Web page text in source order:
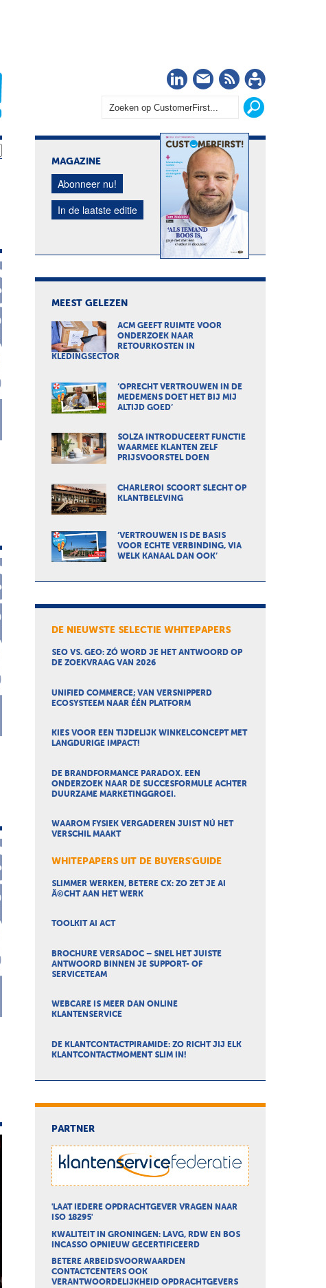
LinkedIn
Nieuwsbrief
RSS
MAGAZINE
Abonneer nu!
In de laatste editie
MEEST GELEZEN
ACM GEEFT RUIMTE VOOR
ONDERZOEK NAAR
RETOURKOSTEN IN
KLEDINGSECTOR
‘OPRECHT VERTROUWEN IN DE
MEDEMENS DOET HET BIJ MIJ
ALTIJD GOED’
SOLZA INTRODUCEERT FUNCTIE
WAARMEE KLANTEN ZELF
PRIJSVOORSTEL DOEN
CHARLEROI SCOORT SLECHT OP
KLANTBELEVING
‘VERTROUWEN IS DE BASIS
VOOR ECHTE VERBINDING, VIA
WELK KANAAL DAN OOK’
DE NIEUWSTE SELECTIE WHITEPAPERS
SEO VS. GEO: ZÓ WORD JE HET ANTWOORD OP
DE ZOEKVRAAG VAN 2026
UNIFIED COMMERCE; VAN VERSNIPPERD
ECOSYSTEEM NAAR ÉÉN PLATFORM
KIES VOOR EEN TIJDELIJK WINKELCONCEPT MET
LANGDURIGE IMPACT!
DE BRANDFORMANCE PARADOX. EEN
ONDERZOEK NAAR DE SUCCESFORMULE ACHTER
DUURZAME MARKETINGGROEI.
WAAROM FYSIEK VERGADEREN JUIST NÚ HET
VERSCHIL MAAKT
WHITEPAPERS UIT DE BUYERS'GUIDE
SLIMMER WERKEN, BETERE CX: ZO ZET JE AI
Ã©CHT AAN HET WERK
TOOLKIT AI ACT
BROCHURE VERSADOC – SNEL HET JUISTE
ANTWOORD BINNEN JE SUPPORT- OF
SERVICETEAM
WEBCARE IS MEER DAN ONLINE
KLANTENSERVICE
DE KLANTCONTACTPIRAMIDE: ZO RICHT JIJ ELK
KLANTCONTACTMOMENT SLIM IN!
PARTNER
'LAAT IEDERE OPDRACHTGEVER VRAGEN NAAR
ISO 18295'
KWALITEIT IN GRONINGEN: LAVG, RDW EN BOS
INCASSO OPNIEUW GECERTIFICEERD
BETERE ARBEIDSVOORWAARDEN
CONTACTCENTERS OOK
VERANTWOORDELIJKHEID OPDRACHTGEVERS